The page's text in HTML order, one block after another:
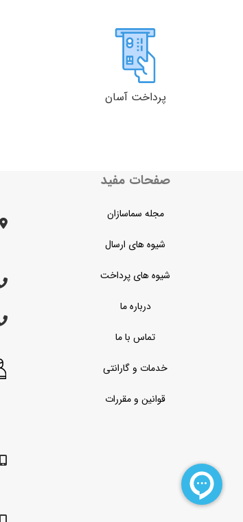
پرداخت آسان
صفحات مفید
مجله سماسازان
شیوه های ارسال
شیوه های پرداخت
درباره ما
تماس با ما
خدمات و گارانتی
قوانین و مقررات